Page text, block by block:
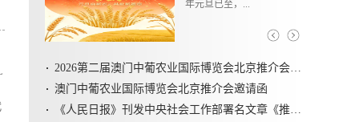
系中国式现代化全...
2026第二届澳门中葡农业国际博览会北京推介会圆满召开
澳门中葡农业国际博览会北京推介会邀请函
《人民日报》刊发中央社会工作部署名文章《推动新时代社会工作高质量发展 坚定不移走中国特色社会主义社会治理之路》